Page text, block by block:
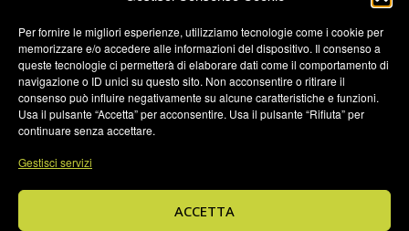
Per fornire le migliori esperienze, utilizziamo tecnologie come i cookie per
memorizzare e/o accedere alle informazioni del dispositivo. Il consenso a
queste tecnologie ci permetterà di elaborare dati come il comportamento di
navigazione o ID unici su questo sito. Non acconsentire o ritirare il
consenso può influire negativamente su alcune caratteristiche e funzioni.
Usa il pulsante “Accetta” per acconsentire. Usa il pulsante “Rifiuta” per
continuare senza accettare.
Gestisci servizi
ACCETTA
Termini e condizioni
Privacy Policy
Privacy Policy (UK)
Credits